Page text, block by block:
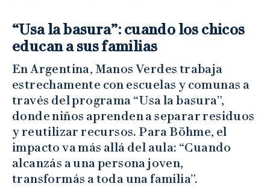
“Usa la basura”: cuando los chicos
educan a sus familias
En Argentina, Manos Verdes trabaja
estrechamente con escuelas y comunas a
través del programa “Usa la basura”,
donde niños aprenden a separar residuos
y reutilizar recursos. Para Böhme, el
impacto va más allá del aula: “Cuando
alcanzás a una persona joven,
transformás a toda una familia”.